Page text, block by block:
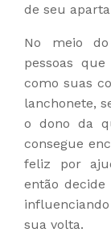
de seu
No meio do
pessoas
como suas
lanchonete,
o dono da
consegue
feliz por
então
sua volta.